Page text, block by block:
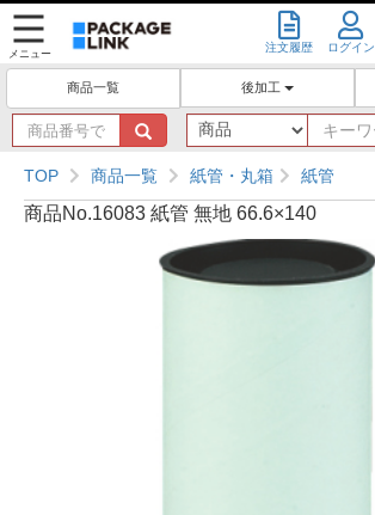
メニュー 注文履歴 ログイン
商品一覧 後加工
商
品
番
号
で
TOP 商品一覧 紙管・丸箱 紙管
商品No.16083 紙管 無地 66.6×140